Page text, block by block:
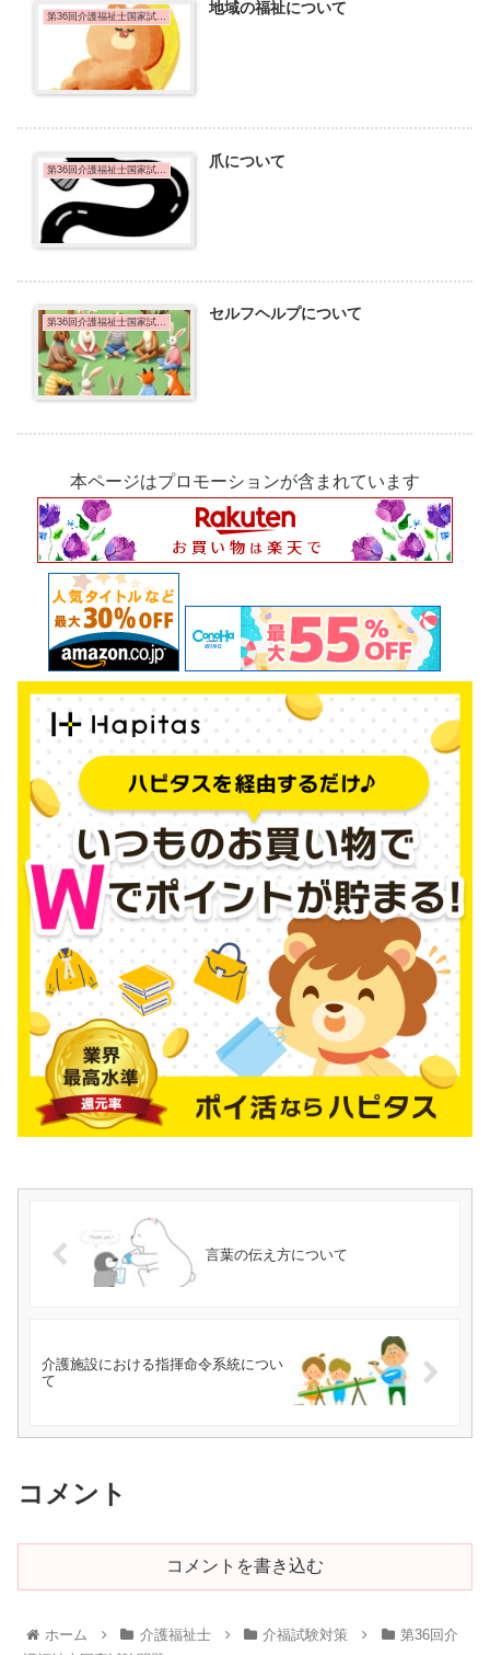
第36回介護福祉士国家試験問題 地域の福祉について
第36回介護福祉士国家試験問題 爪について
第36回介護福祉士国家試験問題 セルフヘルプについて
本ページはプロモーションが含まれています
言葉の伝え方について
介護施設における指揮命令系統につい
て
コメント
コメントを書き込む
ホーム 介護福祉士 介福試験対策
第36回介